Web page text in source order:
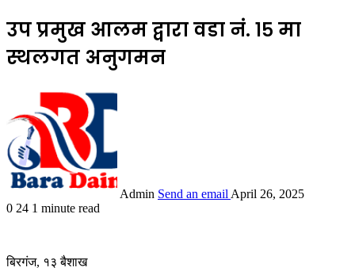
उप प्रमुख आलम द्वारा वडा नं. १५ मा
स्थलगत अनुगमन
Admin Send an email April 26, 2025
0 24 1 minute read
बिरगंज, १३ बैशाख